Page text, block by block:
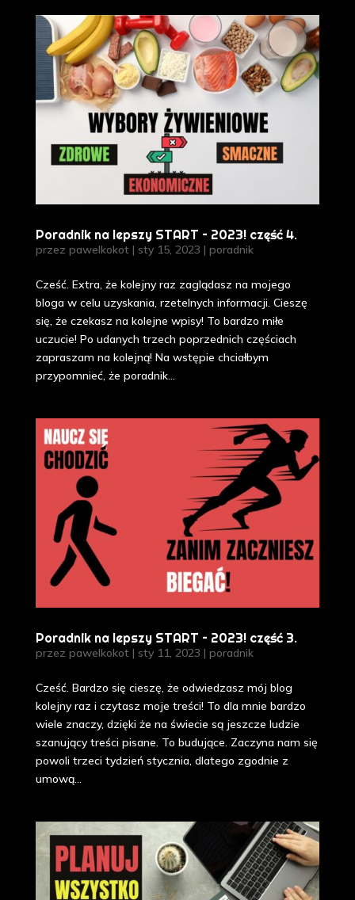
Poradnik na lepszy START – 2023! część 4.
przez pawelkokot| sty 15, 2023 | poradnik
Cześć. Extra, że kolejny raz zaglądasz na mojego
bloga w celu uzyskania, rzetelnych informacji. Cieszę
się, że czekasz na kolejne wpisy! To bardzo miłe
uczucie! Po udanych trzech poprzednich częściach
zapraszam na kolejną! Na wstępie chciałbym
przypomnieć, że poradnik...
Poradnik na lepszy START – 2023! część 3.
przez pawelkokot| sty 11, 2023 | poradnik
Cześć. Bardzo się cieszę, że odwiedzasz mój blog
kolejny raz i czytasz moje treści! To dla mnie bardzo
wiele znaczy, dzięki że na świecie są jeszcze ludzie
szanujący treści pisane. To budujące. Zaczyna nam się
powoli trzeci tydzień stycznia, dlatego zgodnie z
umową...